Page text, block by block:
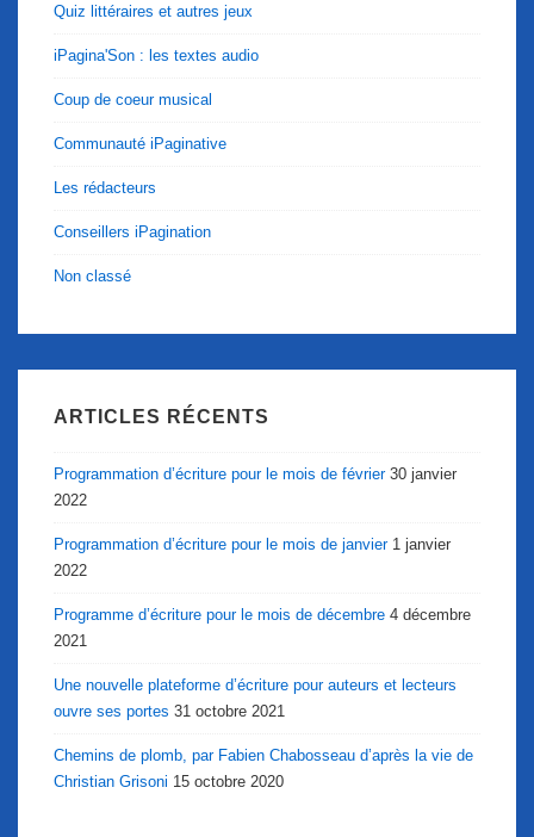
Quiz littéraires et autres jeux
iPagina'Son : les textes audio
Coup de coeur musical
Communauté iPaginative
Les rédacteurs
Conseillers iPagination
Non classé
ARTICLES RÉCENTS
Programmation d’écriture pour le mois de février 30 janvier
2022
Programmation d’écriture pour le mois de janvier 1 janvier
2022
Programme d’écriture pour le mois de décembre 4 décembre
2021
Une nouvelle plateforme d’écriture pour auteurs et lecteurs
ouvre ses portes 31 octobre 2021
Chemins de plomb, par Fabien Chabosseau d’après la vie de
Christian Grisoni 15 octobre 2020